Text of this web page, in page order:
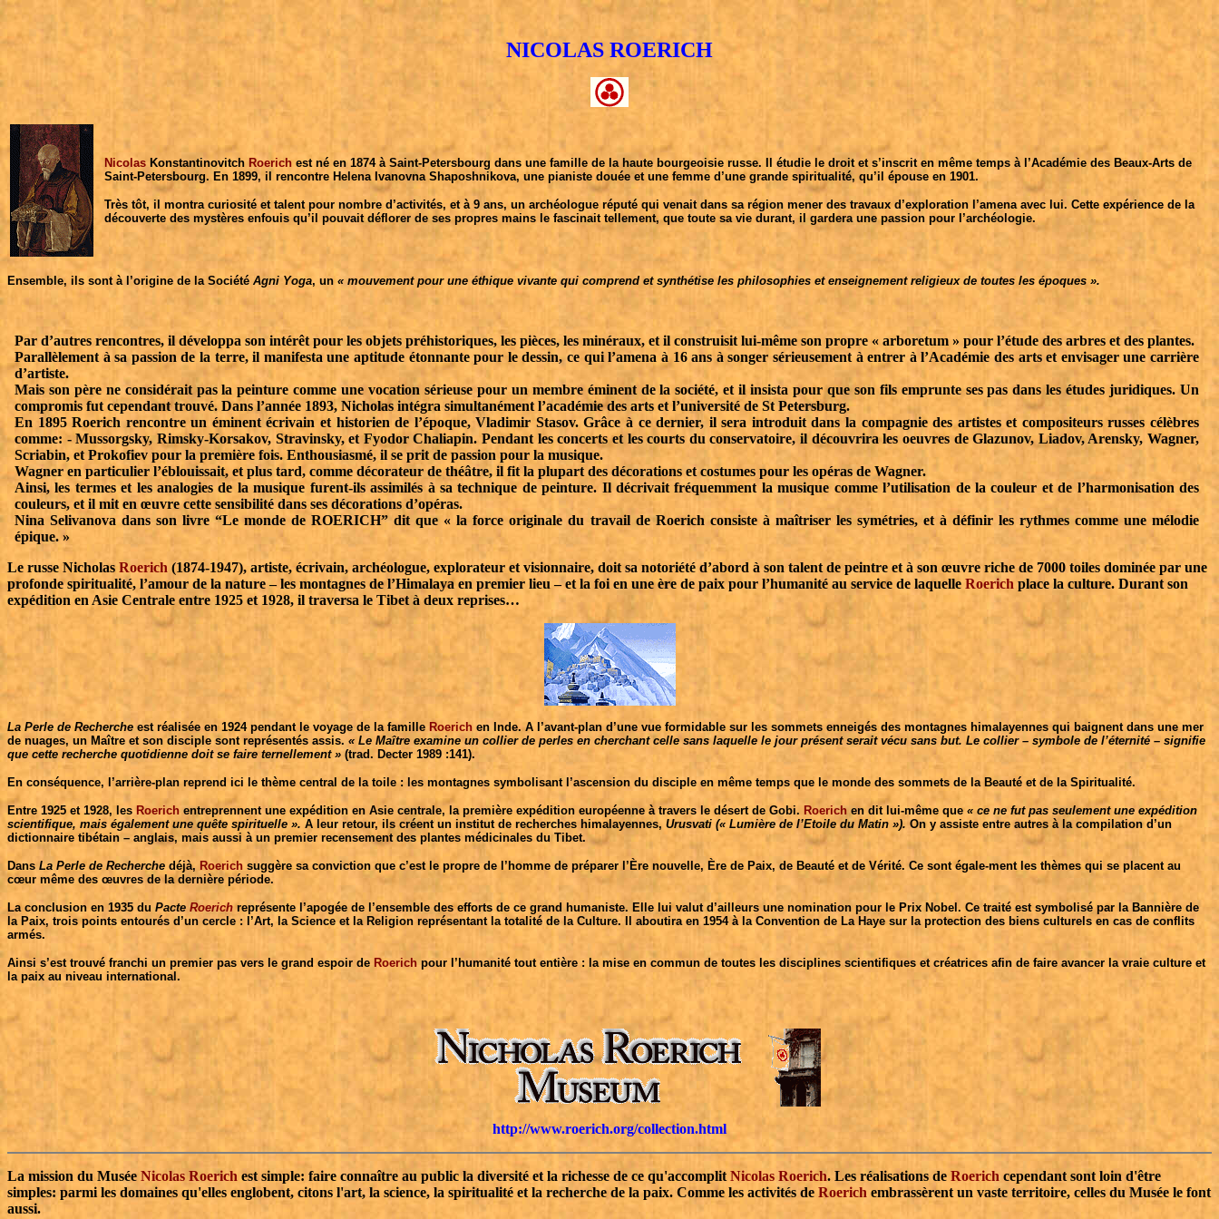
NICOLAS ROERICH
Nicolas Konstantinovitch Roerich est né en 1874 à Saint-Petersbourg dans une famille de la haute bourgeoisie russe. Il étudie le droit et s’inscrit en même temps à l’Académie des Beaux-Arts de
Saint-Petersbourg. En 1899, il rencontre Helena Ivanovna Shaposhnikova, une pianiste douée et une femme d’une grande spiritualité, qu’il épouse en 1901.
Très tôt, il montra curiosité et talent pour nombre d’activités, et à 9 ans, un archéologue réputé qui venait dans sa région mener des travaux d’exploration l’amena avec lui. Cette expérience de la
découverte des mystères enfouis qu’il pouvait déflorer de ses propres mains le fascinait tellement, que toute sa vie durant, il gardera une passion pour l’archéologie.
Ensemble, ils sont à l’origine de la Société Agni Yoga, un « mouvement pour une éthique vivante qui comprend et synthétise les philosophies et enseignement religieux de toutes les époques ».
Par d’autres rencontres, il développa son intérêt pour les objets préhistoriques, les pièces, les minéraux, et il construisit lui-même son propre « arboretum » pour l’étude des arbres et des plantes.
Parallèlement à sa passion de la terre, il manifesta une aptitude étonnante pour le dessin, ce qui l’amena à 16 ans à songer sérieusement à entrer à l’Académie des arts et envisager une carrière
d’artiste.
Mais son père ne considérait pas la peinture comme une vocation sérieuse pour un membre éminent de la société, et il insista pour que son fils emprunte ses pas dans les études juridiques. Un
compromis fut cependant trouvé. Dans l’année 1893, Nicholas intégra simultanément l’académie des arts et l’université de St Petersburg.
En 1895 Roerich rencontre un éminent écrivain et historien de l’époque, Vladimir Stasov. Grâce à ce dernier, il sera introduit dans la compagnie des artistes et compositeurs russes célèbres
comme: - Mussorgsky, Rimsky-Korsakov, Stravinsky, et Fyodor Chaliapin. Pendant les concerts et les courts du conservatoire, il découvrira les oeuvres de Glazunov, Liadov, Arensky, Wagner,
Scriabin, et Prokofiev pour la première fois. Enthousiasmé, il se prit de passion pour la musique.
Wagner en particulier l’éblouissait, et plus tard, comme décorateur de théâtre, il fit la plupart des décorations et costumes pour les opéras de Wagner.
Ainsi, les termes et les analogies de la musique furent-ils assimilés à sa technique de peinture. Il décrivait fréquemment la musique comme l’utilisation de la couleur et de l’harmonisation des
couleurs, et il mit en œuvre cette sensibilité dans ses décorations d’opéras.
Nina Selivanova dans son livre “Le monde de ROERICH” dit que « la force originale du travail de Roerich consiste à maîtriser les symétries, et à définir les rythmes comme une mélodie
épique. »
Le russe Nicholas Roerich (1874-1947), artiste, écrivain, archéologue, explorateur et visionnaire, doit sa notoriété d’abord à son talent de peintre et à son œuvre riche de 7000 toiles dominée par une
profonde spiritualité, l’amour de la nature – les montagnes de l’Himalaya en premier lieu – et la foi en une ère de paix pour l’humanité au service de laquelle Roerich place la culture. Durant son
expédition en Asie Centrale entre 1925 et 1928, il traversa le Tibet à deux reprises…
La Perle de Recherche est réalisée en 1924 pendant le voyage de la famille Roerich en Inde. A l’avant-plan d’une vue formidable sur les sommets enneigés des montagnes himalayennes qui baignent dans une mer
de nuages, un Maître et son disciple sont représentés assis. « Le Maître examine un collier de perles en cherchant celle sans laquelle le jour présent serait vécu sans but. Le collier – symbole de l’éternité – signifie
que cette recherche quotidienne doit se faire ternellement » (trad. Decter 1989 :141).
En conséquence, l’arrière-plan reprend ici le thème central de la toile : les montagnes symbolisant l’ascension du disciple en même temps que le monde des sommets de la Beauté et de la Spiritualité.
Entre 1925 et 1928, les Roerich entreprennent une expédition en Asie centrale, la première expédition européenne à travers le désert de Gobi. Roerich en dit lui-même que « ce ne fut pas seulement une expédition
scientifique, mais également une quête spirituelle ». A leur retour, ils créent un institut de recherches himalayennes, Urusvati (« Lumière de l’Etoile du Matin »). On y assiste entre autres à la compilation d’un
dictionnaire tibétain – anglais, mais aussi à un premier recensement des plantes médicinales du Tibet.
Dans La Perle de Recherche déjà, Roerich suggère sa conviction que c’est le propre de l’homme de préparer l’Ère nouvelle, Ère de Paix, de Beauté et de Vérité. Ce sont égale-ment les thèmes qui se placent au
cœur même des œuvres de la dernière période.
La conclusion en 1935 du Pacte Roerich représente l’apogée de l’ensemble des efforts de ce grand humaniste. Elle lui valut d’ailleurs une nomination pour le Prix Nobel. Ce traité est symbolisé par la Bannière de
la Paix, trois points entourés d’un cercle : l’Art, la Science et la Religion représentant la totalité de la Culture. Il aboutira en 1954 à la Convention de La Haye sur la protection des biens culturels en cas de conflits
armés.
Ainsi s’est trouvé franchi un premier pas vers le grand espoir de Roerich pour l’humanité tout entière : la mise en commun de toutes les disciplines scientifiques et créatrices afin de faire avancer la vraie culture et
la paix au niveau international.
http://www.roerich.org/collection.html
La mission du Musée Nicolas Roerich est simple: faire connaître au public la diversité et la richesse de ce qu'accomplit Nicolas Roerich. Les réalisations de Roerich cependant sont loin d'être
simples: parmi les domaines qu'elles englobent, citons l'art, la science, la spiritualité et la recherche de la paix. Comme les activités de Roerich embrassèrent un vaste territoire, celles du Musée le font
aussi.